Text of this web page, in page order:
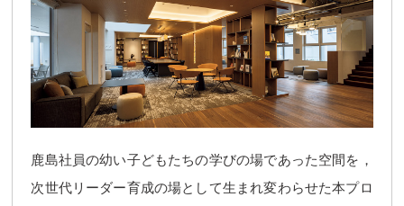
鹿島社員の幼い子どもたちの学びの場であった空間を，
次世代リーダー育成の場として生まれ変わらせた本プロ